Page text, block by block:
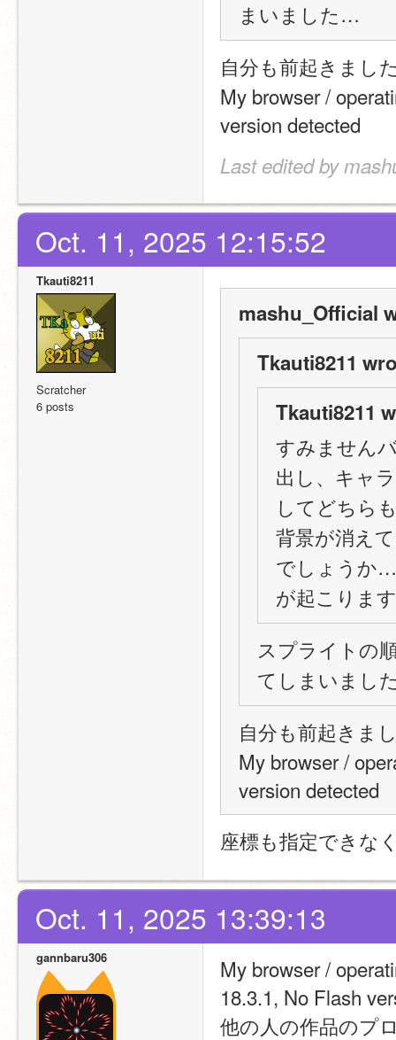
まいました…
自分も前起きまし
My browser /
version detected
Last edited by
Oct. 11, 2025 12:15:52
Tkauti8211
Scratcher
6 posts
mashu_Official
Tkauti8211
Tkauti8211
すみません
出し、キャ
してどちら
背景が消え
でしょうか
が起こりま
スプライトの
てしまいまし
自分も前起きま
My browser /
version detected
座標も指定できな
Oct. 11, 2025 13:39:13
gannbaru306
My browser /
18.3.1, No Flash
他の人の作品のプ